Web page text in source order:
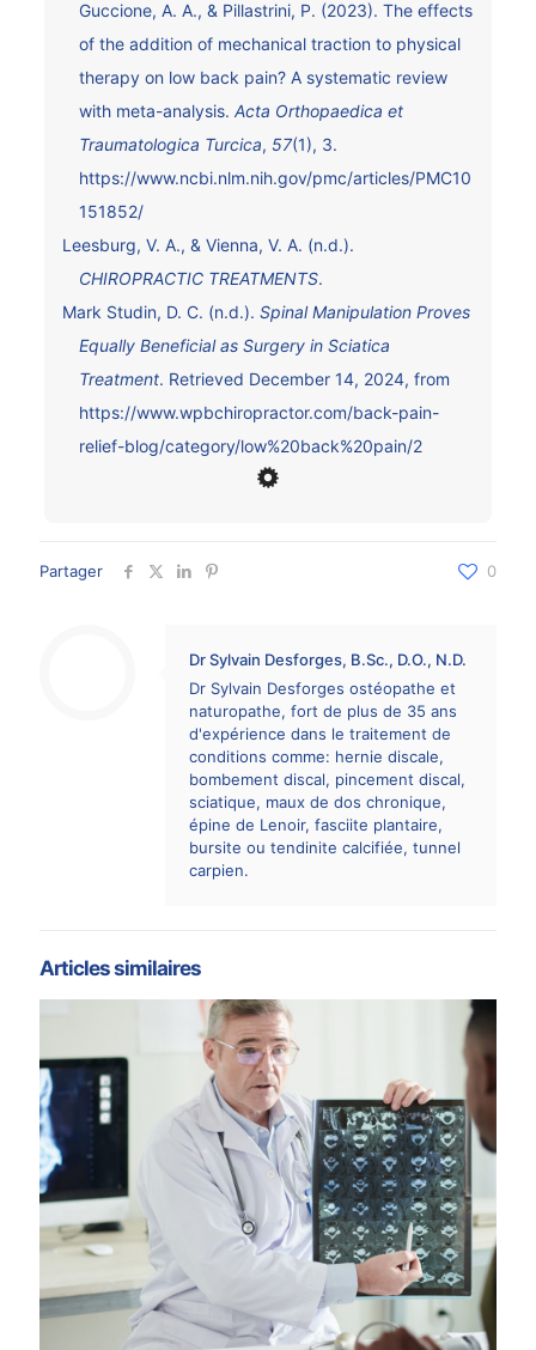
Guccione, A. A., & Pillastrini, P. (2023). The effects
of the addition of mechanical traction to physical
therapy on low back pain? A systematic review
with meta-analysis. Acta Orthopaedica et
Traumatologica Turcica, 57(1), 3.
https://www.ncbi.nlm.nih.gov/pmc/articles/PMC10
151852/
Leesburg, V. A., & Vienna, V. A. (n.d.).
CHIROPRACTIC TREATMENTS.
Mark Studin, D. C. (n.d.). Spinal Manipulation Proves
Equally Beneficial as Surgery in Sciatica
Treatment. Retrieved December 14, 2024, from
https://www.wpbchiropractor.com/back-pain-
relief-blog/category/low%20back%20pain/2
Partager 0
Dr Sylvain Desforges, B.Sc., D.O., N.D.
Dr Sylvain Desforges ostéopathe et
naturopathe, fort de plus de 35 ans
d'expérience dans le traitement de
conditions comme: hernie discale,
bombement discal, pincement discal,
sciatique, maux de dos chronique,
épine de Lenoir, fasciite plantaire,
bursite ou tendinite calcifiée, tunnel
carpien.
Articles similaires